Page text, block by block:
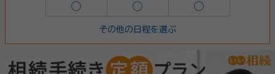
◯ ◯ ◯
その他の日程を選ぶ